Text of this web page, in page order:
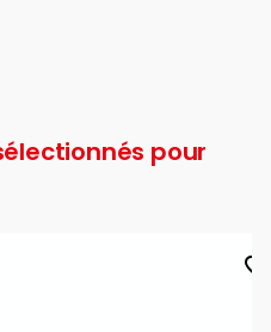
pour
favorite_border